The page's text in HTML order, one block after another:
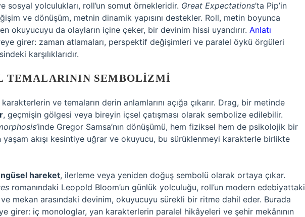
sosyal yolculukları, roll’un somut örnekleridir. Great Expectations’ta Pip’in
ve dönüşüm, metnin dinamik yapısını destekler. Roll, metin boyunca
okuyucuyu da olayların içine çeker, bir devinim hissi uyandırır. Anlatı
girer: zaman atlamaları, perspektif değişimleri ve paralel öykü örgüleri
karşılıklarıdır.
TEMALARININ SEMBOLIZMI
ve temaların derin anlamlarını açığa çıkarır. Drag, bir metinde
, geçmişin gölgesi veya bireyin içsel çatışması olarak sembolize edilebilir.
’inde Gregor Samsa’nın dönüşümü, hem fiziksel hem de psikolojik bir
yaşam akışı kesintiye uğrar ve okuyucu, bu sürüklenmeyi karakterle birlikte
hareket, ilerleme veya yeniden doğuş sembolü olarak ortaya çıkar.
romanındaki Leopold Bloom’un günlük yolculuğu, roll’un modern edebiyattaki
ve mekan arasındaki devinim, okuyucuyu sürekli bir ritme dahil eder. Burada
girer: iç monologlar, yan karakterlerin paralel hikâyeleri ve şehir mekânının